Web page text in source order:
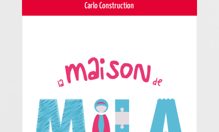
Carlo Construction